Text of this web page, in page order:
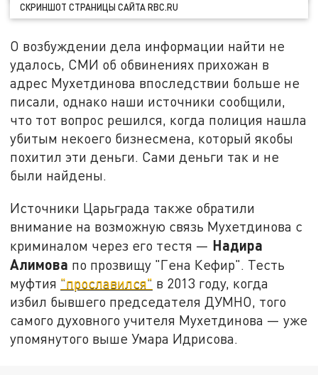
СКРИНШОТ СТРАНИЦЫ САЙТА RBC.RU
О возбуждении дела информации найти не
удалось, СМИ об обвинениях прихожан в
адрес Мухетдинова впоследствии больше не
писали, однако наши источники сообщили,
что тот вопрос решился, когда полиция нашла
убитым некоего бизнесмена, который якобы
похитил эти деньги. Сами деньги так и не
были найдены.
Источники Царьграда также обратили
внимание на возможную связь Мухетдинова с
криминалом через его тестя — Надира
Алимова по прозвищу "Гена Кефир". Тесть
муфтия "прославился" в 2013 году, когда
избил бывшего председателя ДУМНО, того
самого духовного учителя Мухетдинова — уже
упомянутого выше Умара Идрисова.